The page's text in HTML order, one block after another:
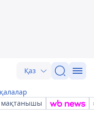
Қаз
мақтанышы